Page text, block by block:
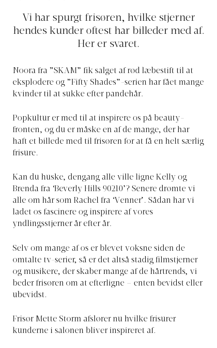
Vi har spurgt frisøren, hvilke stjerner
hendes kunder oftest har billeder med af.
Her er svaret.
Noora fra ”SKAM” fik salget af rød læbestift til at
eksplodere og ”Fifty Shades”-serien har fået mange
kvinder til at sukke efter pandehår.
Popkultur er med til at inspirere os på beauty-
fronten, og du er måske en af de mange, der har
haft et billede med til frisøren for at få en helt særlig
frisure.
Kan du huske, dengang alle ville ligne Kelly og
Brenda fra ‘Beverly Hills 90210’? Senere drømte vi
alle om hår som Rachel fra ‘Venner’. Sådan har vi
ladet os fascinere og inspirere af vores
yndlingsstjerner år efter år.
Selv om mange af os er blevet voksne siden de
omtalte tv-serier, så er det altså stadig filmstjerner
og musikere, der skaber mange af de hårtrends, vi
beder frisøren om at efterligne – enten bevidst eller
ubevidst.
Frisør Mette Storm afslører nu hvilke frisurer
kunderne i salonen bliver inspireret af.